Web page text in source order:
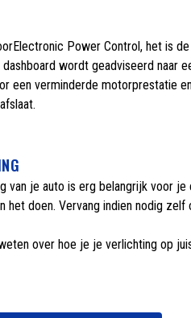
Power Control, het is
wordt geadviseerd naar
een verminderde motorprestatie
van je auto is erg belangrijk voor
het doen. Vervang indien nodig
over hoe je je verlichting op